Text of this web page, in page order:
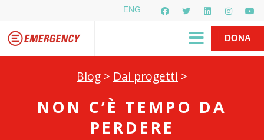
ENG
R1PUD1A
DONA
Blog > Dai progetti >
NON C’È TEMPO DA
PERDERE